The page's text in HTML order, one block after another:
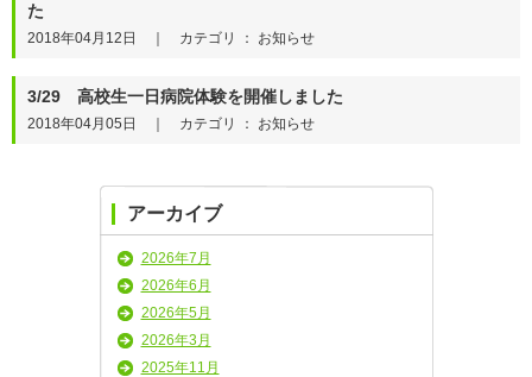
た
2018年04月12日 ｜ カテゴリ ： お知らせ
3/29 高校生一日病院体験を開催しました
2018年04月05日 ｜ カテゴリ ： お知らせ
アーカイブ
2026年7月
2026年6月
2026年5月
2026年3月
2025年11月